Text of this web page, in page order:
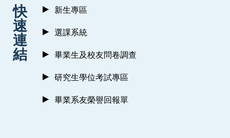
快
速
連
結
新生專區
選課系統
畢業生及校友問卷調查
研究生學位考試專區
畢業系友榮譽回報單